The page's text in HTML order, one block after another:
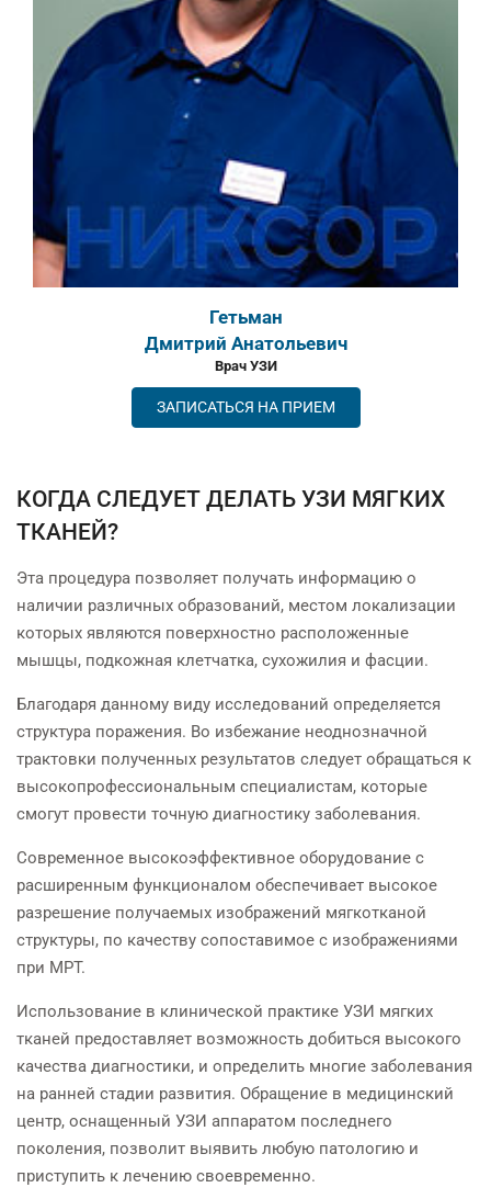
Однолько
Мария Сергеевна
Врач УЗИ
ЗАПИСАТЬСЯ НА ПРИЕМ
КОГДА СЛЕДУЕТ ДЕЛАТЬ УЗИ МЯГКИХ
ТКАНЕЙ?
Эта процедура позволяет получать информацию о
наличии различных образований, местом локализации
которых являются поверхностно расположенные
мышцы, подкожная клетчатка, сухожилия и фасции.
Благодаря данному виду исследований определяется
структура поражения. Во избежание неоднозначной
трактовки полученных результатов следует обращаться к
высокопрофессиональным специалистам, которые
смогут провести точную диагностику заболевания.
Современное высокоэффективное оборудование с
расширенным функционалом обеспечивает высокое
разрешение получаемых изображений мягкотканой
структуры, по качеству сопоставимое с изображениями
при МРТ.
Использование в клинической практике УЗИ мягких
тканей предоставляет возможность добиться высокого
качества диагностики, и определить многие заболевания
на ранней стадии развития. Обращение в медицинский
центр, оснащенный УЗИ аппаратом последнего
поколения, позволит выявить любую патологию и
приступить к лечению своевременно.